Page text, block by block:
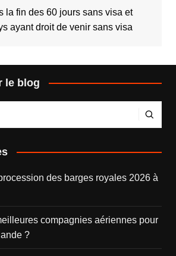
la fin des 60 jours sans visa et
ayant droit de venir sans visa
le blog
des barges royales 2026 à
compagnies aériennes pour
?